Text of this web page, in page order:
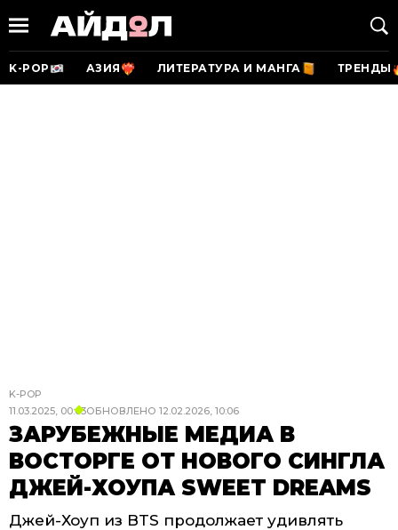
K-POP АЗИЯ ЛИТЕРАТУРА И МАНГА ТРЕНДЫ
K-POP
11.03.2025, 00:03ОБНОВЛЕНО 12.02.2026, 10:06
ЗАРУБЕЖНЫЕ МЕДИА В
ВОСТОРГЕ ОТ НОВОГО СИНГЛА
ДЖЕЙ-ХОУПА SWEET DREAMS
Джей-Хоуп из BTS продолжает удивлять